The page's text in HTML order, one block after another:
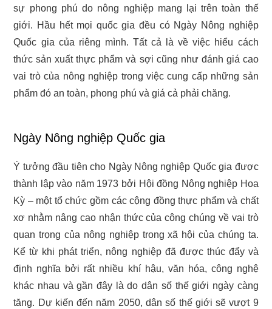
sự phong phú do nông nghiệp mang lại trên toàn thế
giới. Hầu hết mọi quốc gia đều có Ngày Nông nghiệp
Quốc gia của riêng mình. Tất cả là về việc hiểu cách
thức sản xuất thực phẩm và sợi cũng như đánh giá cao
vai trò của nông nghiệp trong việc cung cấp những sản
phẩm đó an toàn, phong phú và giá cả phải chăng.
Ngày Nông nghiệp Quốc gia
Ý tưởng đầu tiên cho Ngày Nông nghiệp Quốc gia được
thành lập vào năm 1973 bởi Hội đồng Nông nghiệp Hoa
Kỳ – một tổ chức gồm các cộng đồng thực phẩm và chất
xơ nhằm nâng cao nhận thức của công chúng về vai trò
quan trọng của nông nghiệp trong xã hội của chúng ta.
Kể từ khi phát triển, nông nghiệp đã được thúc đẩy và
định nghĩa bởi rất nhiều khí hậu, văn hóa, công nghệ
khác nhau và gần đây là do dân số thế giới ngày càng
tăng. Dự kiến đến năm 2050, dân số thế giới sẽ vượt 9